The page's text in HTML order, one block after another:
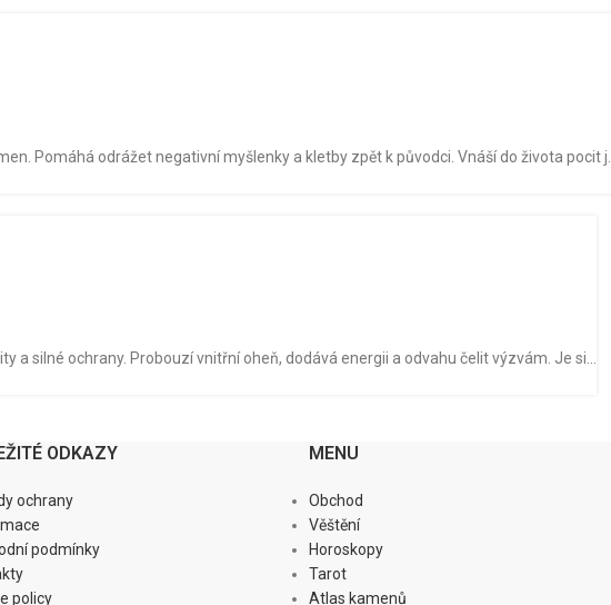
Pomáhá odrážet negativní myšlenky a kletby zpět k původci. Vnáší do života pocit j...
a silné ochrany. Probouzí vnitřní oheň, dodává energii a odvahu čelit výzvám. Je si...
ODKAZY
ochrany
podmínky
policy
MENU
Obchod
Věštění
Horoskopy
Tarot
Atlas kamenů